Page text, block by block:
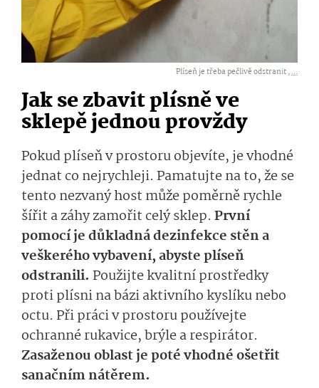
Plíseň je třeba pečlivě odstranit ,...
Jak se zbavit plísně ve
sklepě jednou provždy
Pokud plíseň v prostoru objevíte, je vhodné
jednat co nejrychleji. Pamatujte na to, že se
tento nezvaný host může poměrně rychle
šířit a záhy zamořit celý sklep. První
pomocí je důkladná dezinfekce stěn a
veškerého vybavení, abyste plíseň
odstranili. Použijte kvalitní prostředky
proti plísni na bázi aktivního kyslíku nebo
octu. Při práci v prostoru používejte
ochranné rukavice, brýle a respirátor.
Zasaženou oblast je poté vhodné ošetřit
sanačním nátěrem.